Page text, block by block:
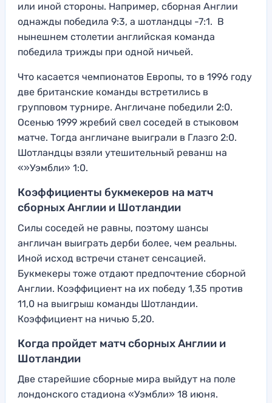
или иной стороны. Например, сборная Англии
однажды победила 9:3, а шотландцы -7:1. В
нынешнем столетии английская команда
победила трижды при одной ничьей.
Что касается чемпионатов Европы, то в 1996 году
две британские команды встретились в
групповом турнире. Англичане победили 2:0.
Осенью 1999 жребий свел соседей в стыковом
матче. Тогда англичане выиграли в Глазго 2:0.
Шотландцы взяли утешительный реванш на
«»Уэмбли» 1:0.
Коэффициенты букмекеров на матч
сборных Англии и Шотландии
Силы соседей не равны, поэтому шансы
англичан выиграть дерби более, чем реальны.
Иной исход встречи станет сенсацией.
Букмекеры тоже отдают предпочтение сборной
Англии. Коэффициент на их победу 1,35 против
11,0 на выигрыш команды Шотландии.
Коэффициент на ничью 5,20.
Когда пройдет матч сборных Англии и
Шотландии
Две старейшие сборные мира выйдут на поле
лондонского стадиона «Уэмбли» 18 июня.